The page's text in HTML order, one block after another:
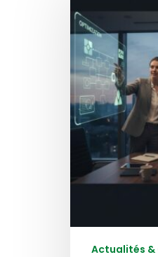
associations
de
sécurité
peuvent
optimiser
leur
acquisition
de
licence
préfectorale
en
Actualités &